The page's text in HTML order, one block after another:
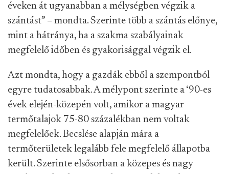
éveken át ugyanabban a mélységben végzik a
szántást” – mondta. Szerinte több a szántás előnye,
mint a hátránya, ha a szakma szabályainak
megfelelő időben és gyakorisággal végzik el.
Azt mondta, hogy a gazdák ebből a szempontból
egyre tudatosabbak. A mélypont szerinte a ‘90-es
évek elején-közepén volt, amikor a magyar
termőtalajok 75-80 százalékban nem voltak
megfelelőek. Becslése alapján mára a
termőterületek legalább fele megfelelő állapotba
került. Szerinte elsősorban a közepes és nagy